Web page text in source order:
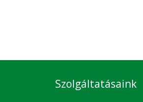
Szolgáltatásaink